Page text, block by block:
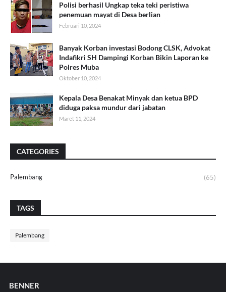
Polisi berhasil Ungkap teka teki peristiwa
penemuan mayat di Desa berlian
Februari 10, 2024
Banyak Korban investasi Bodong CLSK, Advokat
Indafikri SH Dampingi Korban Bikin Laporan ke
Polres Muba
Oktober 10, 2024
Kepala Desa Benakat Minyak dan ketua BPD
diduga paksa mundur dari jabatan
Maret 11, 2024
CATEGORIES
Palembang (65)
TAGS
Palembang
BENNER